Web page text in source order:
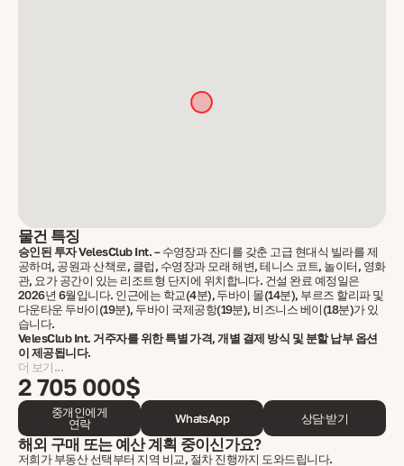
물건 특징
승인된 투자 VelesClub Int.– 수영장과 잔디를 갖춘 고급 현대식 빌라를 제
공하며, 공원과 산책로, 클럽, 수영장과 모래 해변, 테니스 코트, 놀이터, 영화
관, 요가 공간이 있는 리조트형 단지에 위치합니다. 건설 완료 예정일은
2026년 6월입니다. 인근에는 학교(4분), 두바이 몰(14분), 부르즈 할리파 및
다운타운 두바이(19분), 두바이 국제공항(19분), 비즈니스 베이(18분)가 있
습니다.
VelesClub Int. 거주자를 위한 특별 가격, 개별 결제 방식 및 분할 납부 옵션
이 제공됩니다.
더 보기...
2 705 000$
중개인에게
연락
WhatsApp 상담 받기
해외 구매 또는 예산 계획 중이신가요?
저희가 부동산 선택부터 지역 비교, 절차 진행까지 도와드립니다.